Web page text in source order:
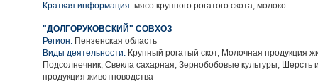
Краткая информация: мясо крупного рогатого скота, молоко
"ДОЛГОРУКОВСКИЙ" СОВХОЗ
Регион: Пензенская область
Виды деятельности: Крупный рогатый скот, Молочная продукция
Подсолнечник, Свекла сахарная, Зернобобовые культуры,
продукция животноводства